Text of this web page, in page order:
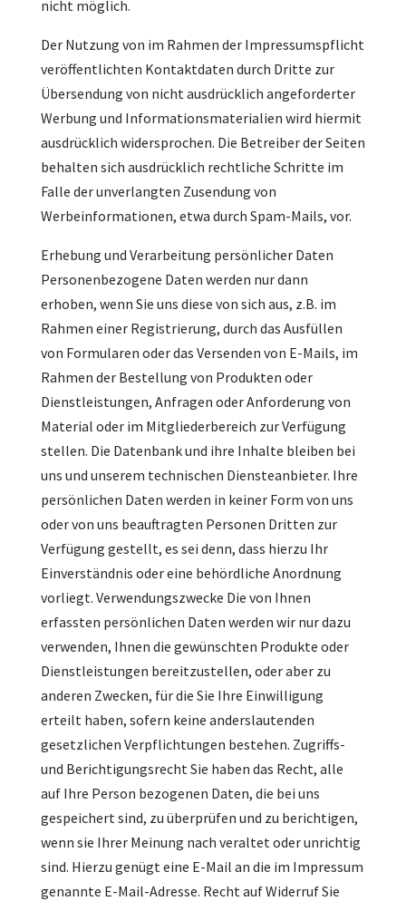
nicht möglich.
Der Nutzung von im Rahmen der Impressumspflicht
veröffentlichten Kontaktdaten durch Dritte zur
Übersendung von nicht ausdrücklich angeforderter
Werbung und Informationsmaterialien wird hiermit
ausdrücklich widersprochen. Die Betreiber der Seiten
behalten sich ausdrücklich rechtliche Schritte im
Falle der unverlangten Zusendung von
Werbeinformationen, etwa durch Spam-Mails, vor.
Erhebung und Verarbeitung persönlicher Daten
Personenbezogene Daten werden nur dann
erhoben, wenn Sie uns diese von sich aus, z.B. im
Rahmen einer Registrierung, durch das Ausfüllen
von Formularen oder das Versenden von E-Mails, im
Rahmen der Bestellung von Produkten oder
Dienstleistungen, Anfragen oder Anforderung von
Material oder im Mitgliederbereich zur Verfügung
stellen. Die Datenbank und ihre Inhalte bleiben bei
uns und unserem technischen Diensteanbieter. Ihre
persönlichen Daten werden in keiner Form von uns
oder von uns beauftragten Personen Dritten zur
Verfügung gestellt, es sei denn, dass hierzu Ihr
Einverständnis oder eine behördliche Anordnung
vorliegt. Verwendungszwecke Die von Ihnen
erfassten persönlichen Daten werden wir nur dazu
verwenden, Ihnen die gewünschten Produkte oder
Dienstleistungen bereitzustellen, oder aber zu
anderen Zwecken, für die Sie Ihre Einwilligung
erteilt haben, sofern keine anderslautenden
gesetzlichen Verpflichtungen bestehen. Zugriffs-
und Berichtigungsrecht Sie haben das Recht, alle
auf Ihre Person bezogenen Daten, die bei uns
gespeichert sind, zu überprüfen und zu berichtigen,
wenn sie Ihrer Meinung nach veraltet oder unrichtig
sind. Hierzu genügt eine E-Mail an die im Impressum
genannte E-Mail-Adresse. Recht auf Widerruf Sie